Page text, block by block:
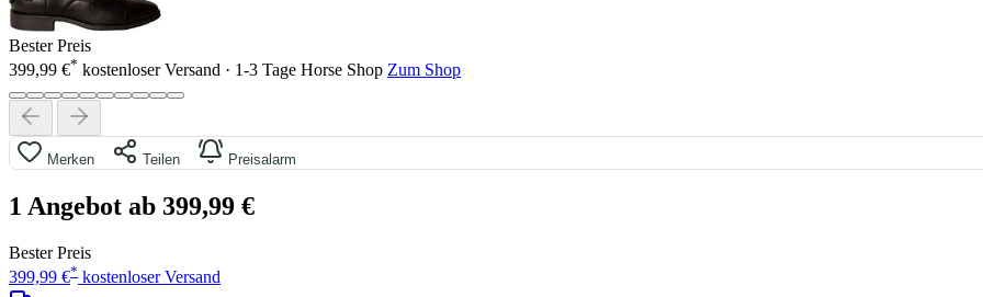
Bester Preis
399,99 €* kostenloser Versand · 1-3 Tage Horse Shop Zum Shop
Merken Teilen Preisalarm
1 Angebot ab 399,99 €
Bester Preis
399,99 €* kostenloser Versand